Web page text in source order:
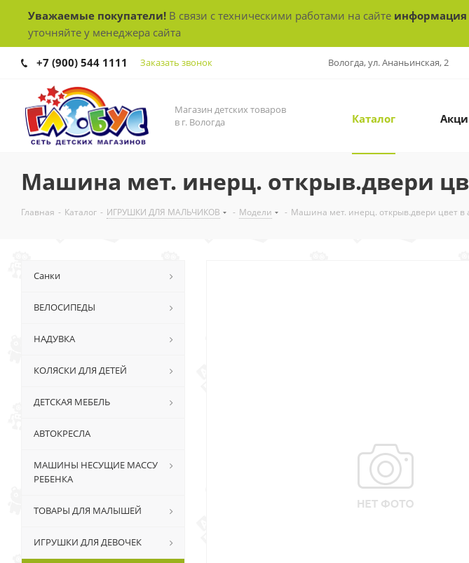
Уважаемые покупатели! В связи с техническими работами на сайте информация
уточняйте у менеджера сайта
+7 (900) 544 1111 Заказать звонок Вологда, ул. Ананьинская, 2
Магазин детских товаров
в г. Вологда
Каталог
Машина мет. инерц. открыв.двери
Главная - Каталог - ИГРУШКИ ДЛЯ МАЛЬЧИКОВ - Модели - Машина мет. инерц. открыв.двери цвет в
Санки
ВЕЛОСИПЕДЫ
НАДУВКА
КОЛЯСКИ ДЛЯ ДЕТЕЙ
ДЕТСКАЯ МЕБЕЛЬ
АВТОКРЕСЛА
МАШИНЫ НЕСУЩИЕ МАССУ
РЕБЕНКА
ТОВАРЫ ДЛЯ МАЛЫШЕЙ
ИГРУШКИ ДЛЯ ДЕВОЧЕК